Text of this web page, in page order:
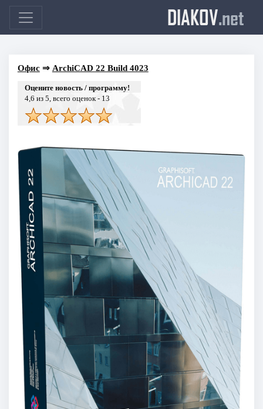
DIAKOV.net
Офис⇒ ArchiCAD 22 Build 4023
Оцените новость / программу!
4,6 из 5, всего оценок - 13